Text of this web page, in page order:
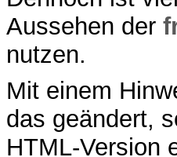
Aussehen der
nutzen.
Mit einem
das geändert,
HTML-Version